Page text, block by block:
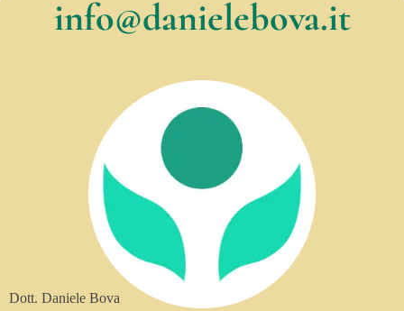
info@danielebova.it
Dott. Daniele Bova